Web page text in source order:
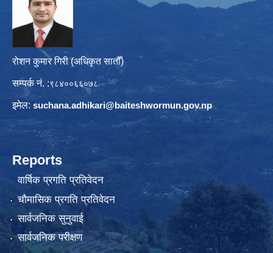
रोशन कुमार गिरी (अधिकृत सातौँ)
सम्पर्क नं. :९८४००६६०७८
इमेल: suchana.adhikari@baiteshwormun.gov.np
Reports
वार्षिक प्रगति प्रतिवेदन
चौमासिक प्रगति प्रतिवेदन
सार्वजनिक सुनुवाई
सार्वजनिक परीक्षण